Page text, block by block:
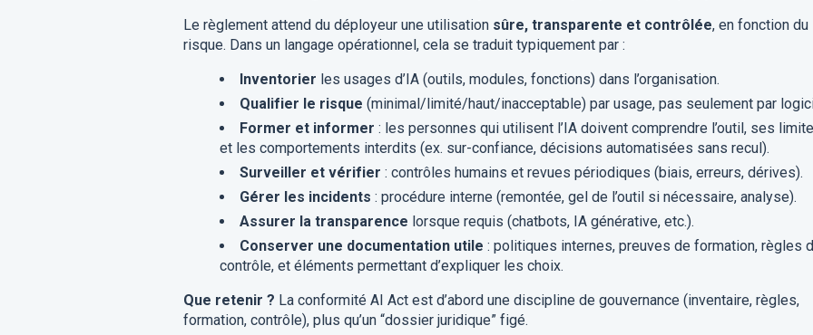
Le règlement attend du déployeur une utilisation sûre, transparente et contrôlée, en fonction du
risque. Dans un langage opérationnel, cela se traduit typiquement par :
Inventorier les usages d’IA (outils, modules, fonctions) dans l’organisation.
Qualifier le risque (minimal/limité/haut/inacceptable) par usage, pas seulement par
Former et informer : les personnes qui utilisent l’IA doivent comprendre l’outil, ses
et les comportements interdits (ex. sur-confiance, décisions automatisées sans recul).
Surveiller et vérifier : contrôles humains et revues périodiques (biais, erreurs, dérives).
Gérer les incidents : procédure interne (remontée, gel de l’outil si nécessaire, analyse).
Assurer la transparence lorsque requis (chatbots, IA générative, etc.).
Conserver une documentation utile : politiques internes, preuves de formation, règles
contrôle, et éléments permettant d’expliquer les choix.
Que retenir ? La conformité AI Act est d’abord une discipline de gouvernance (inventaire, règles,
formation, contrôle), plus qu’un “dossier juridique” figé.